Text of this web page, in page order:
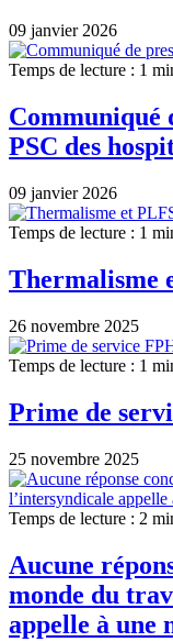
09 janvier 2026
Temps de lecture : 1
Communiqué
PSC des
09 janvier 2026
Temps de lecture : 1
Thermalisme
26 novembre 2025
Temps de lecture : 1
Prime de
25 novembre 2025
Temps de lecture : 2
Aucune
monde du
appelle à une